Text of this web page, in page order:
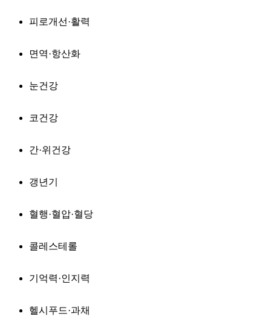
피로개선·활력
면역·항산화
눈건강
코건강
간·위건강
갱년기
혈행·혈압·혈당
콜레스테롤
기억력·인지력
헬시푸드·과채